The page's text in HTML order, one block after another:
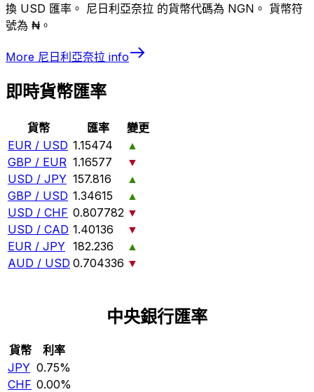
換 USD 匯率。 尼日利亞奈拉 的貨幣代碼為 NGN。 貨幣符
號為 ₦。
More 尼日利亞奈拉 info
即時貨幣匯率
貨幣 匯率
變更
EUR / USD 1.15474
▲
GBP / EUR 1.16577
▼
USD / JPY 157.816
▲
GBP / USD 1.34615
▲
USD / CHF 0.807782 ▼
USD / CAD 1.40136
▼
EUR / JPY 182.236
▲
AUD / USD 0.704336 ▼
中央銀行匯率
貨幣
利率
JPY 0.75%
CHF 0.00%